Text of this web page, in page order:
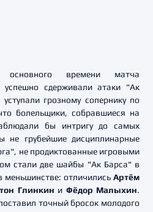
времени матча
успешно сдерживали атаки "Ак
грозному сопернику по
болельщики, собравшиеся на
бы интригу до самых
не грубейшие дисциплинарные
не продиктованные игровыми
стали две шайбы "Ак Барса" в
меньшинстве: отличились Артём
Глинкин и Фёдор Малыхин.
точный бросок молодого